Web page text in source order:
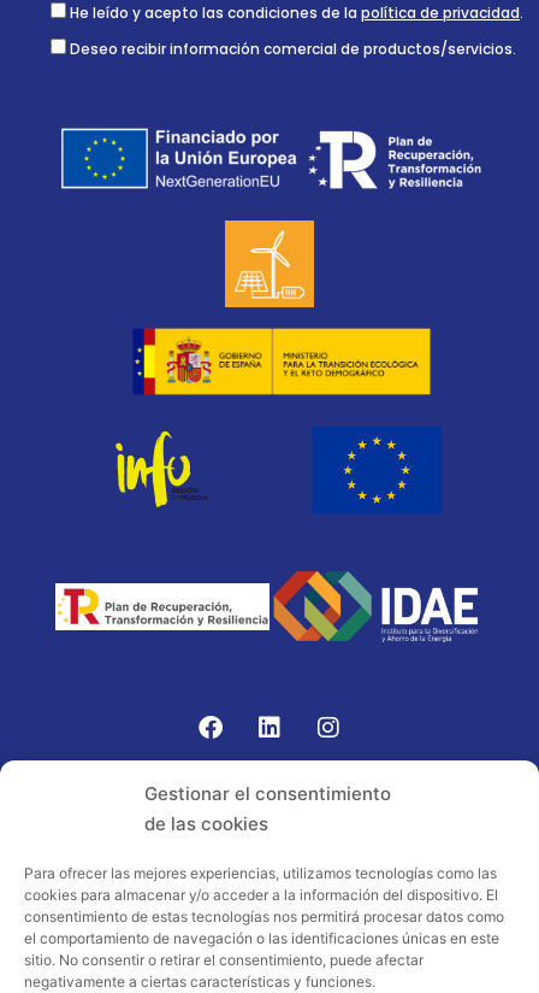
Gestionar el consentimiento
de las cookies
Para ofrecer las mejores experiencias, utilizamos tecnologías como las
cookies para almacenar y/o acceder a la información del dispositivo. El
consentimiento de estas tecnologías nos permitirá procesar datos como
el comportamiento de navegación o las identificaciones únicas en este
sitio. No consentir o retirar el consentimiento, puede afectar
negativamente a ciertas características y funciones.
He leído y acepto las condiciones de la política de privacidad.
Deseo recibir información comercial de productos/servicios.
Proyecto acogido al programa de
incentivos ligados al autoconsumo y
almacenamiento, con fuentes de energía
renovables, así como a la implantación